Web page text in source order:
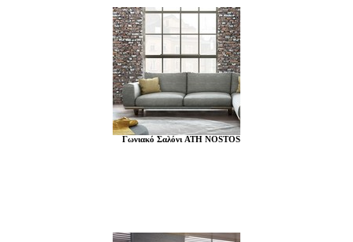
Γωνιακό Σαλόνι ATH NOSTOS